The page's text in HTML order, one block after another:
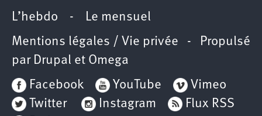
L’hebdo - Le mensuel
Mentions légales / Vie privée - Propulsé
par Drupal et Omega
Facebook
YouTube
Vimeo
Twitter
Instagram
Flux RSS